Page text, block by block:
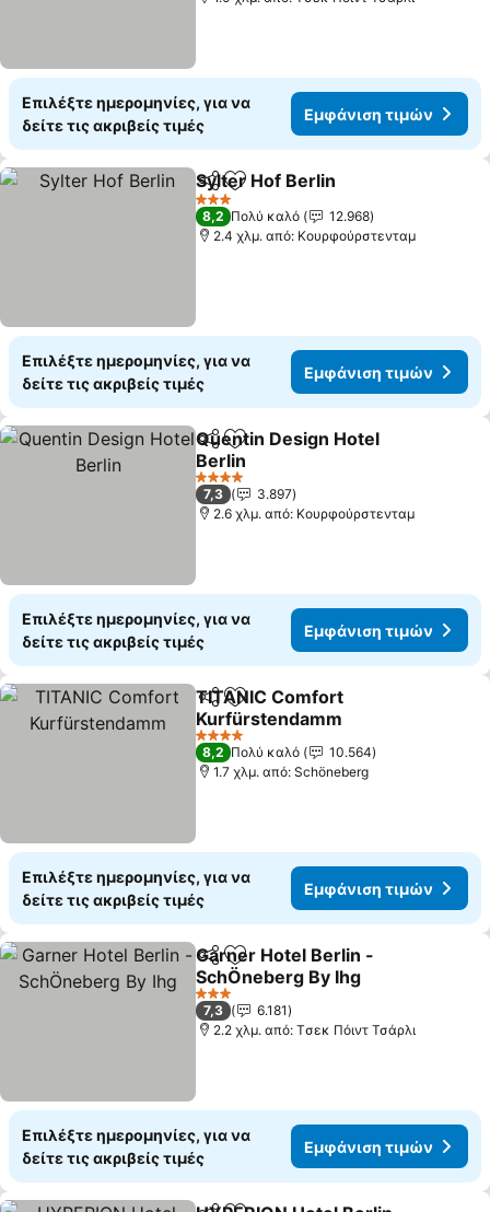
Επιλέξτε ημερομηνίες, για να
δείτε τις ακριβείς τιμές
Εμφάνιση τιμών
Κοινοποίηση
Προσθήκη στα αγαπημένα
Sylter Hof Berlin
3 Αστέρια
8,2 Πολύ καλό
12.968
2.4 χλμ. από: Κουρφούρστενταμ
Επιλέξτε ημερομηνίες, για να
δείτε τις ακριβείς τιμές
Εμφάνιση τιμών
Κοινοποίηση
Προσθήκη στα αγαπημένα
Quentin Design Hotel
Berlin
4 Αστέρια
7,3
3.897
2.6 χλμ. από: Κουρφούρστενταμ
Επιλέξτε ημερομηνίες, για να
δείτε τις ακριβείς τιμές
Εμφάνιση τιμών
Κοινοποίηση
Προσθήκη στα αγαπημένα
TITANIC Comfort
Kurfürstendamm
4 Αστέρια
8,2 Πολύ καλό
10.564
1.7 χλμ. από: Schöneberg
Επιλέξτε ημερομηνίες, για να
δείτε τις ακριβείς τιμές
Εμφάνιση τιμών
Κοινοποίηση
Προσθήκη στα αγαπημένα
Garner Hotel Berlin -
SchÖneberg By Ihg
3 Αστέρια
7,3
6.181
2.2 χλμ. από: Tσεκ Πόιντ Τσάρλι
Επιλέξτε ημερομηνίες, για να
δείτε τις ακριβείς τιμές
Εμφάνιση τιμών